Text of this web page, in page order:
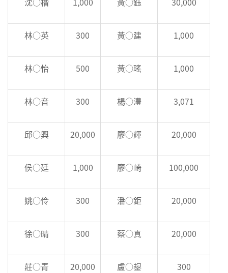
林○英 300 黃○建 1,000
林○怡 500 黃○瑤 1,000
林○音 300 楊○澧 3,071
邱○興 20,000 廖○輝 20,000
侯○廷 1,000 廖○崎 100,000
姚○伶 300 潘○鉅 20,000
徐○晴 300 蔡○真 20,000
莊○青 20,000 盧○鋆 300